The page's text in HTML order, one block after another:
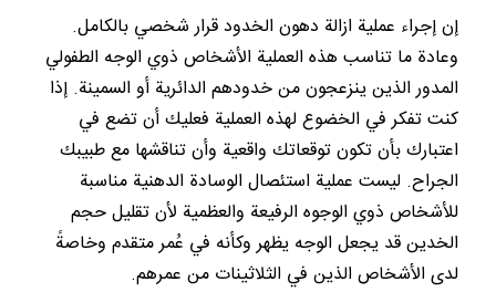
إن إجراء عملية ازالة دهون الخدود قرار شخصي بالكامل.
وعادة ما تناسب هذه العملية الأشخاص ذوي الوجه الطفولي
المدور الذين ينزعجون من خدودهم الدائرية أو السمينة. إذا
كنت تفكر في الخضوع لهذه العملية فعليك أن تضع في
اعتبارك بأن تكون توقعاتك واقعية وأن تناقشها مع طبيبك
الجراح. ليست عملية استئصال الوسادة الدهنية مناسبة
للأشخاص ذوي الوجوه الرفيعة والعظمية لأن تقليل حجم
الخدين قد يجعل الوجه يظهر وكأنه في عُمر متقدم وخاصةً
لدى الأشخاص الذين في الثلاثينات من عمرهم.